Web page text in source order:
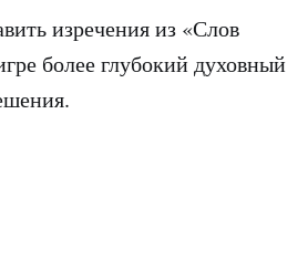
изречения из «Слов
более глубокий духовный